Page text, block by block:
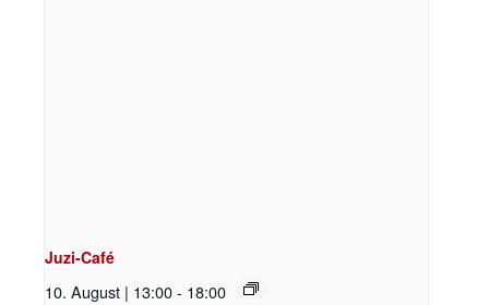
Juzi-Café
10. August | 13:00- 18:00